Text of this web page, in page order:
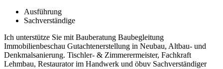
Ausführung
Sachverständige
Ich unterstütze Sie mit Bauberatung Baubegleitung
Immobilienbeschau Gutachtenerstellung in Neubau, Altbau- und
Denkmalsanierung. Tischler- & Zimmerermeister, Fachkraft
Lehmbau, Restaurator im Handwerk und öbuv Sachverständiger